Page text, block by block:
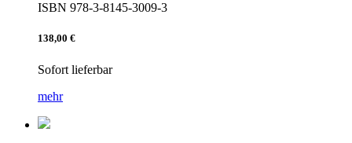
ISBN 978-3-8145-3009-3
138,00 €
Sofort lieferbar
mehr